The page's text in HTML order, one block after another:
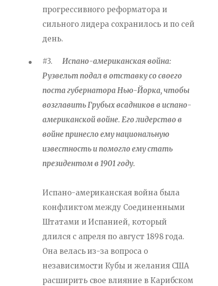
прогрессивного реформатора и
сильного лидера сохранилось и по сей
день.
#3. Испано-американская война:
Рузвельт подал в отставку со своего
поста губернатора Нью-Йорка, чтобы
возглавить Грубых всадников в испано-
американской войне. Его лидерство в
войне принесло ему национальную
известность и помогло ему стать
президентом в 1901 году.
Испано-американская война была
конфликтом между Соединенными
Штатами и Испанией, который
длился с апреля по август 1898 года.
Она велась из-за вопроса о
независимости Кубы и желания США
расширить свое влияние в Карибском